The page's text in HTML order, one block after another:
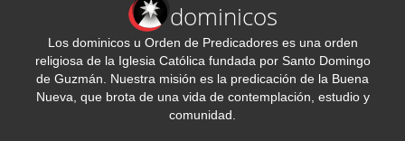
dominicos
Los dominicos u Orden de Predicadores es una orden
religiosa de la Iglesia Católica fundada por Santo Domingo
de Guzmán. Nuestra misión es la predicación de la Buena
Nueva, que brota de una vida de contemplación, estudio y
comunidad.